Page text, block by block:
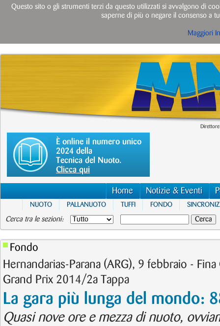
È online il numero unico
2024 della
Tecnica del Nuoto.
Clicca qui
Home Notizie & Eventi
NUOTO PALLANUOTO TUFFI FONDO
Cerca tra le sezioni:
Fondo
Hernandarias-Parana (ARG), 9 febbraio -
Grand Prix 2014/2a Tappa
La gara più lunga del mondo:
Quasi nove ore e mezza di nuoto,
Questo sito o gli strumenti terzi da questo utilizzati si avvalgono di
saperne di più o negare il consenso a
Maggiori